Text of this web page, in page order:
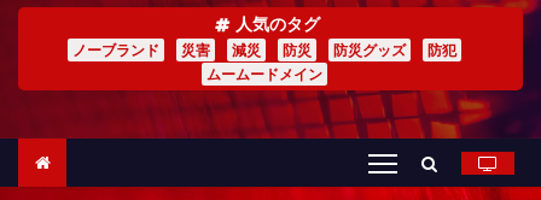
人気のタグ
ノーブランド 災害 減災 防災 防災グッズ
防犯
ムームードメイン